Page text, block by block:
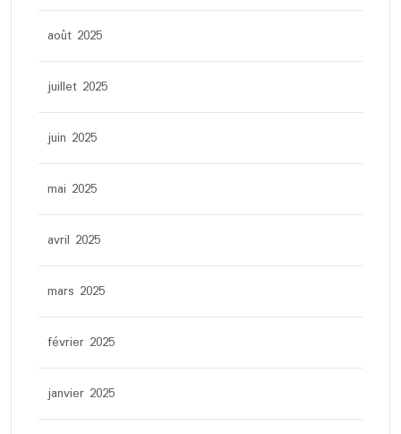
août 2025
juillet 2025
juin 2025
mai 2025
avril 2025
mars 2025
février 2025
janvier 2025